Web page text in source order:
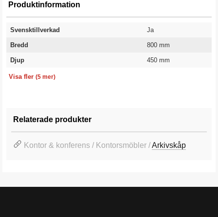
Produktinformation
Svensktillverkad Ja
Bredd 800 mm
Djup
450 mm
Visa fler (5 mer)
Relaterade produkter
Kontor & konferens / Kontorsmöbler /Arkivskåp